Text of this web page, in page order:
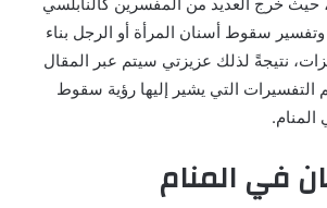
حيث خرج العديد من المفسرين كالنابلسي
سقوط أسنان المرأة أو الرجل بناء
نتيجةً لذلك عزيزتي سيتم عبر المقال
التي يشير إليها رؤية سقوط
في المنام